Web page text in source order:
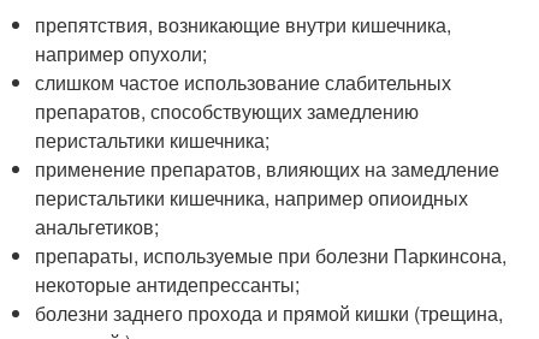
препятствия, возникающие внутри кишечника,
например опухоли;
слишком частое использование слабительных
препаратов, способствующих замедлению
перистальтики кишечника;
применение препаратов, влияющих на замедление
перистальтики кишечника, например опиоидных
анальгетиков;
препараты, используемые при болезни Паркинсона,
некоторые антидепрессанты;
болезни заднего прохода и прямой кишки (трещина,